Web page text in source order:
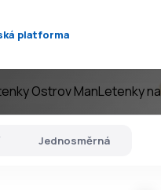
platforma
Ostrov ManLetenky
Jednosměrná